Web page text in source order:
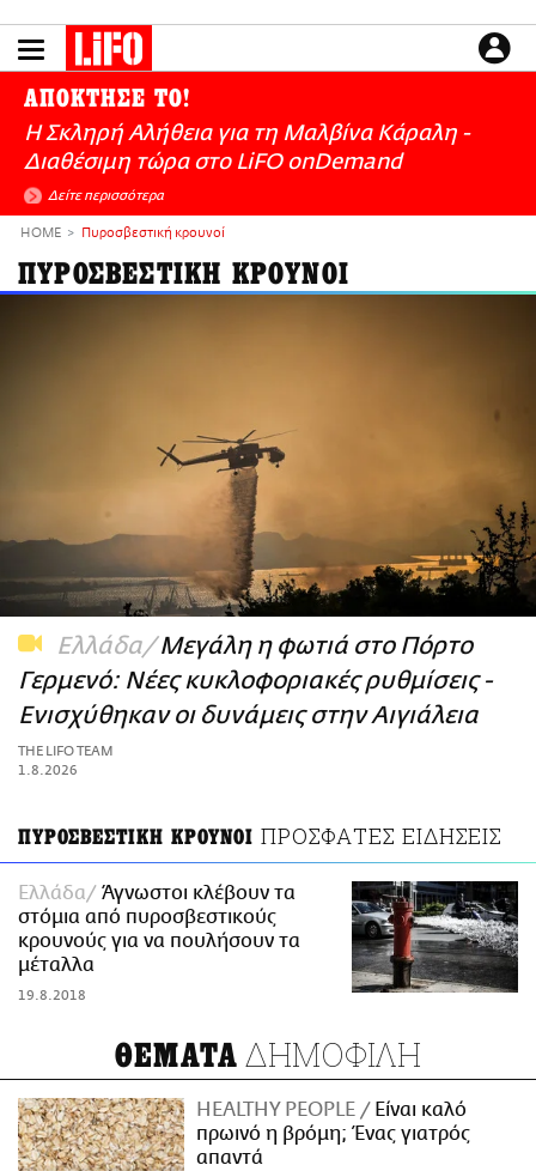
το
ΜΙΚΡΟΠΡΑΓΜΑΤΑ
THE GOOD LIFO
CITY GUIDE
PRINT
ΕΙΔΗΣΕΙΣ
CULTURE
ΑΠΟΨΕΙΣ
ΤΡΟΠΟΣ ΖΩΗΣ
PODCASTS
Plus
ΑΠΟΚΤΗΣΕ ΤΟ!
Η Σκληρή Αλήθεια για τη Μαλβίνα Κάραλη -
Διαθέσιμη τώρα στo LiFO onDemand
Δείτε περισσότερα
HOME Πυροσβεστική κρουνοί
ΠΥΡΟΣΒΕΣΤΙΚΗ ΚΡΟΥΝΟΙ
Ελλάδα Μεγάλη η φωτιά στο Πόρτο
Γερμενό: Νέες κυκλοφοριακές ρυθμίσεις -
Ενισχύθηκαν οι δυνάμεις στην Αιγιάλεια
THE LIFO TEAM
1.8.2026
ΠΥΡΟΣΒΕΣΤΙΚΗ ΚΡΟΥΝΟΙ ΠΡΟΣΦΑΤΕΣ ΕΙΔΗΣΕΙΣ
Ελλάδα
Άγνωστοι κλέβουν τα
στόμια από πυροσβεστικούς
κρουνούς για να πουλήσουν τα
μέταλλα
19.8.2018
ΘΕΜΑΤΑ ΔΗΜΟΦΙΛΗ
HEALTHY PEOPLE
Είναι καλό
πρωινό η βρόμη; Ένας γιατρός
απαντά